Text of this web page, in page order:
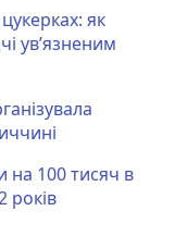
як
ув’язненим
на 100 тисяч в
років